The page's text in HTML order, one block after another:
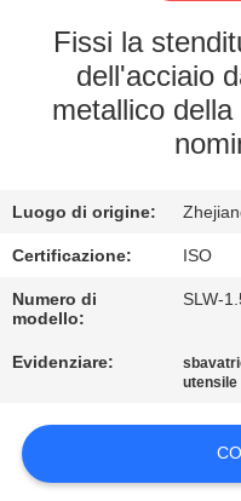
DELLA
FABBRICA
CONTROLLO
QUALITÀ
CONTATTACI
RICHIEDA
UNA
CITAZIONE
Fissi la
dell'acciaio
metallico
Luogo di origine:
Certificazione: ISO
Numero di
modello:
SLW-
Evidenziare:
utensile